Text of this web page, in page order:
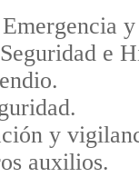
e
y
auxilios.